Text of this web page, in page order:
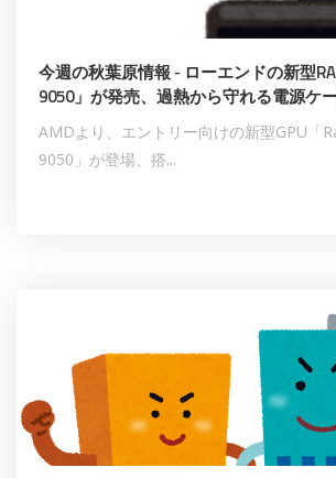
今週の秋葉原情報 - ローエンドの新型
9050」が発売、過熱から守れる電源ケ
AMDより、エントリー向けの新型GPU「
9050」が登場、搭...